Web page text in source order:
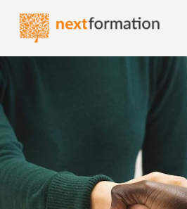
Blog NextFormation
(current)
Former mes salariés
M'épanouir
Booster ma carrière